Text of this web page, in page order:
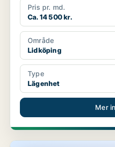
Pris pr. md.
Ca. 14 500 kr.
Område
Lidköping
Type
Lägenhet
Mer
Lägenhet i Lidköping